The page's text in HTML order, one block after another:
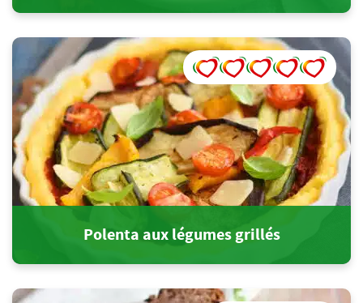
Polenta aux légumes grillés